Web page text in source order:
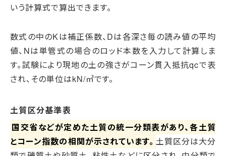
いう計算式で算出できます。
数式の中のKは補正係数、Dは各深さ毎の読み値の平均
値、Nは単管式の場合のロッド本数を入力して計算しま
す。試験により現地の土の強さがコーン貫入抵抗qcで表
され、その単位はkN/㎡です。
土質区分基準表
国交省などが定めた土質の統一分類表があり、各土質
とコーン指数の相関が示されています。 土質区分は大分